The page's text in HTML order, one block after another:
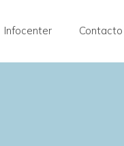
Infocenter Contacto